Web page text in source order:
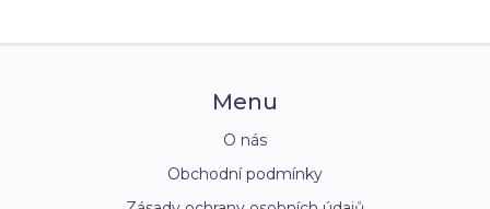
Menu
O nás
Obchodní podmínky